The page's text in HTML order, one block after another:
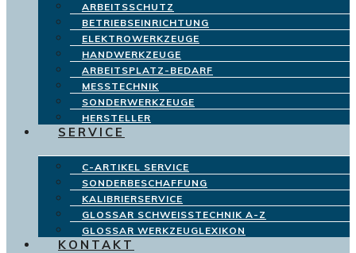
ARBEITSSCHUTZ
BETRIEBSEINRICHTUNG
ELEKTROWERKZEUGE
HANDWERKZEUGE
ARBEITSPLATZ-BEDARF
MESSTECHNIK
SONDERWERKZEUGE
HERSTELLER
SERVICE
C-ARTIKEL SERVICE
SONDERBESCHAFFUNG
KALIBRIERSERVICE
GLOSSAR SCHWEISSTECHNIK A-Z
GLOSSAR WERKZEUGLEXIKON
KONTAKT